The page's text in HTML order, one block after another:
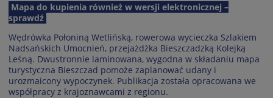
Mapa do kupienia również w wersji elektronicznej –
sprawdź
Wędrówka Połoniną Wetlińską, rowerowa wycieczka Szlakiem
Nadsańskich Umocnień, przejażdżka Bieszczadzką Kolejką
Leśną. Dwustronnie laminowana, wygodna w składaniu mapa
turystyczna Bieszczad pomoże zaplanować udany i
urozmaicony wypoczynek. Publikacja została opracowana we
współpracy z krajoznawcami z regionu.